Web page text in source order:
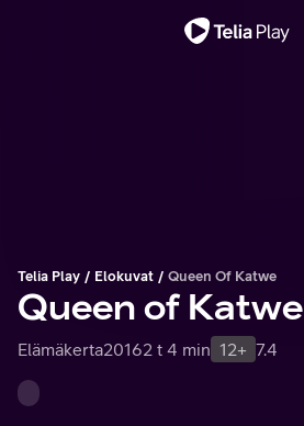
Telia Play Elokuvat Queen Of Katwe
Queen of Katwe
Elämäkerta20162 t 4 min 12+ 7.4